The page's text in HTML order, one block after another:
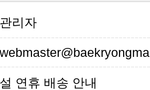
관리자
설 연휴 배송 안내